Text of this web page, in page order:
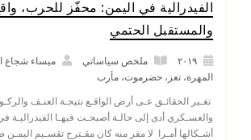
الفيدرالية في اليمن: محفّز للحرب،
والمستقبل الحتمي
ملخص سياساتي
ميساء شجاع
المهرة، تعز ، حضرموت، مأرب
تغـير الحقائـق عـى أرض الواقـع نتيجـة العنـف
والعسـكري أدى إلى حالـة أصبحـت فيهـا الفيدراليـة
أشـكالها أمـرا لا مفر منه كان مقـترح تقسـيم